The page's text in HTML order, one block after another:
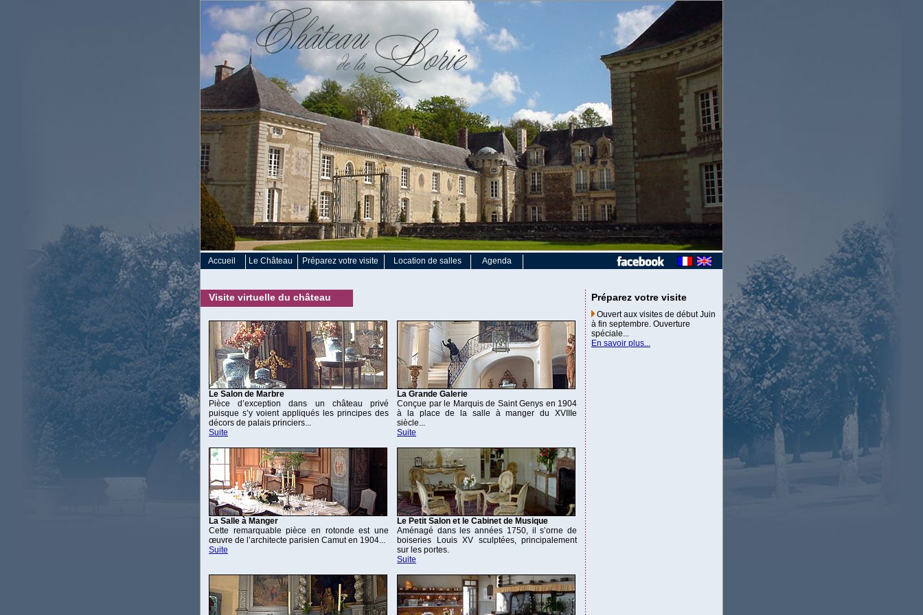
Accueil Le Château Préparez votre visite Location de salles Agenda
Visite virtuelle du château
Le Salon de Marbre
Pièce d’exception dans un château privé
puisque s’y voient appliqués les principes des
décors de palais princiers...
Suite
La Grande Galerie
Conçue par le Marquis de Saint Genys en 1904
à la place de la salle à manger du XVIIIe
siècle...
Suite
La Salle à Manger
Cette remarquable pièce en rotonde est une
œuvre de l’architecte parisien Camut en 1904...
Suite
Le Petit Salon et le Cabinet de Musique
Aménagé dans les années 1750, il s’orne de
boiseries Louis XV sculptées, principalement
sur les portes.
Suite
Préparez votre visite
Ouvert aux visites de début Juin
à fin septembre. Ouverture
spéciale...
En savoir plus...